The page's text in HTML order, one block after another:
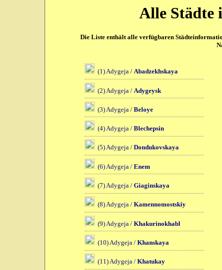
Alle Städte
Die Liste enthält alle verfügbaren
(1) Adygeja / Abadzekhskaya
(2) Adygeja / Adygeysk
(3) Adygeja / Beloye
(4) Adygeja / Blechepsin
(5) Adygeja / Dondukovskaya
(6) Adygeja / Enem
(7) Adygeja / Giaginskaya
(8) Adygeja / Kamennomostskiy
(9) Adygeja / Khakurinokhabl
(10) Adygeja / Khanskaya
(11) Adygeja / Khatukay